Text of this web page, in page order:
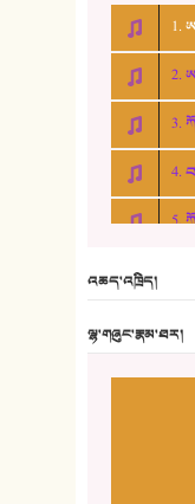
1.
2.
3.
4.
5.
འཆད་འཁྲིད།
ལྷ་གཞུང་རྣམ་ཐར།